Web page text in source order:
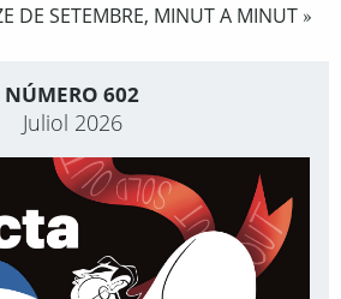
DE SETEMBRE, MINUT A MINUT»
NÚMERO 602
Juliol 2026